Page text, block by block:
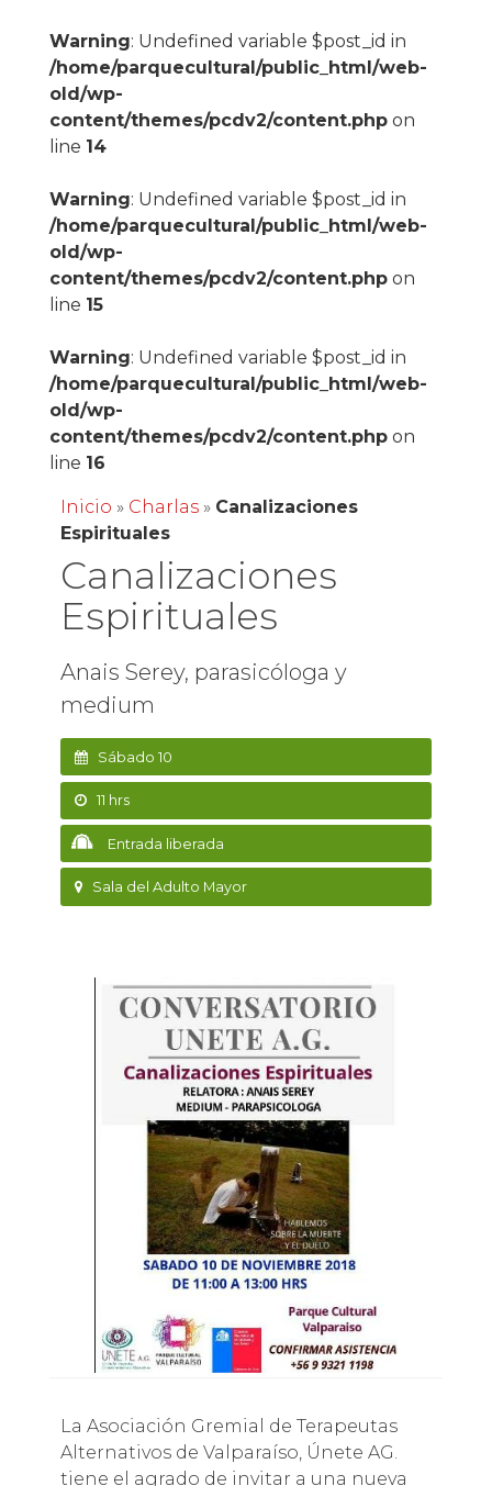
Warning: Undefined variable $post_id in
/home/parquecultural/public_html/web-
old/wp-
content/themes/pcdv2/content.phpon
line 14
Warning: Undefined variable $post_id in
/home/parquecultural/public_html/web-
old/wp-
content/themes/pcdv2/content.phpon
line 15
Warning: Undefined variable $post_id in
/home/parquecultural/public_html/web-
old/wp-
content/themes/pcdv2/content.phpon
line 16
Inicio » Charlas» Canalizaciones
Espirituales
Canalizaciones
Espirituales
Anais Serey, parasicóloga y
medium
Sábado 10
11 hrs
Entrada liberada
Sala del Adulto Mayor
La Asociación Gremial de Terapeutas
Alternativos de Valparaíso, Únete AG.
tiene el agrado de invitar a una nueva